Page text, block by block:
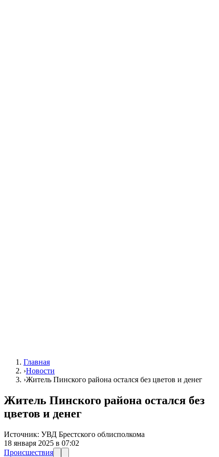
Главная
›Новости
›Житель Пинского района остался без цветов и денег
Житель Пинского района остался без
цветов и денег
Источник: УВД Брестского облисполкома
18 января 2025 в 07:02
Происшествия